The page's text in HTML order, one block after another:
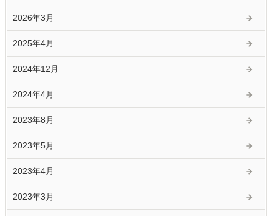
2026年3月
2025年4月
2024年12月
2024年4月
2023年8月
2023年5月
2023年4月
2023年3月